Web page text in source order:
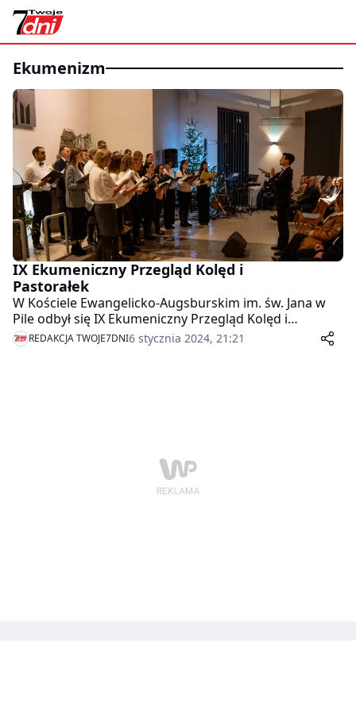
ekumenizm
IX Ekumeniczny Przegląd Kolęd i
Pastorałek
W Kościele Ewangelicko-Augsburskim im. św. Jana w
Pile odbył się IX Ekumeniczny Przegląd Kolęd i
Pastorałek.
REDAKCJA TWOJE7DNI6 stycznia 2024, 21:21